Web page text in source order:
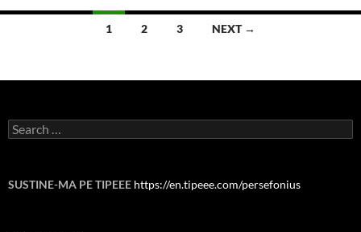
1 2 3 NEXT →
Search
for:
SUSTINE-MA PE TIPEEE https://en.tipeee.com/persefonius